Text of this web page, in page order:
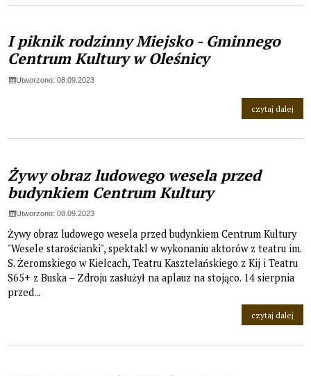
I piknik rodzinny Miejsko - Gminnego
Centrum Kultury w Oleśnicy
Utworzono: 08.09.2023
czytaj dalejna
Żywy obraz ludowego wesela przed
budynkiem Centrum Kultury
Utworzono: 08.09.2023
Żywy obraz ludowego wesela przed budynkiem Centrum Kultury
"Wesele starościanki", spektakl w wykonaniu aktorów z teatru im.
S. Żeromskiego w Kielcach, Teatru Kasztelańskiego z Kij i Teatru
S65+ z Buska – Zdroju zasłużył na aplauz na stojąco. 14 sierpnia
przed...
czytaj dalejna